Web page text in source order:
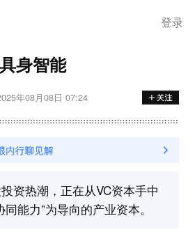
登录
身智能
年08月08日 07:24
资热潮，正在从VC资本手中
能力”为导向的产业资本。